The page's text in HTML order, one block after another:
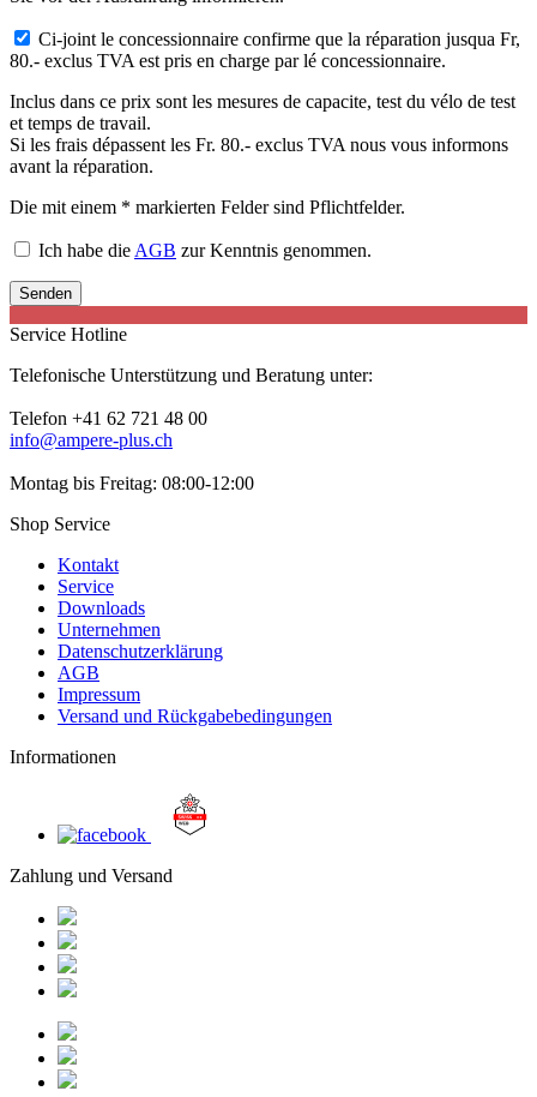
Ci-joint le concessionnaire confirme que la réparation jusqua Fr,
80.- exclus TVA est pris en charge par lé concessionnaire.
Inclus dans ce prix sont les mesures de capacite, test du vélo de test
et temps de travail.
Si les frais dépassent les Fr. 80.- exclus TVA nous vous informons
avant la réparation.
Die mit einem * markierten Felder sind Pflichtfelder.
Ich habe die AGB zur Kenntnis genommen.
Senden
Service Hotline
Telefonische Unterstützung und Beratung unter:
Telefon +41 62 721 48 00
info@ampere-plus.ch
Montag bis Freitag: 08:00-12:00
Shop Service
Kontakt
Service
Downloads
Unternehmen
Datenschutzerklärung
AGB
Impressum
Versand und Rückgabebedingungen
Informationen
Zahlung und Versand